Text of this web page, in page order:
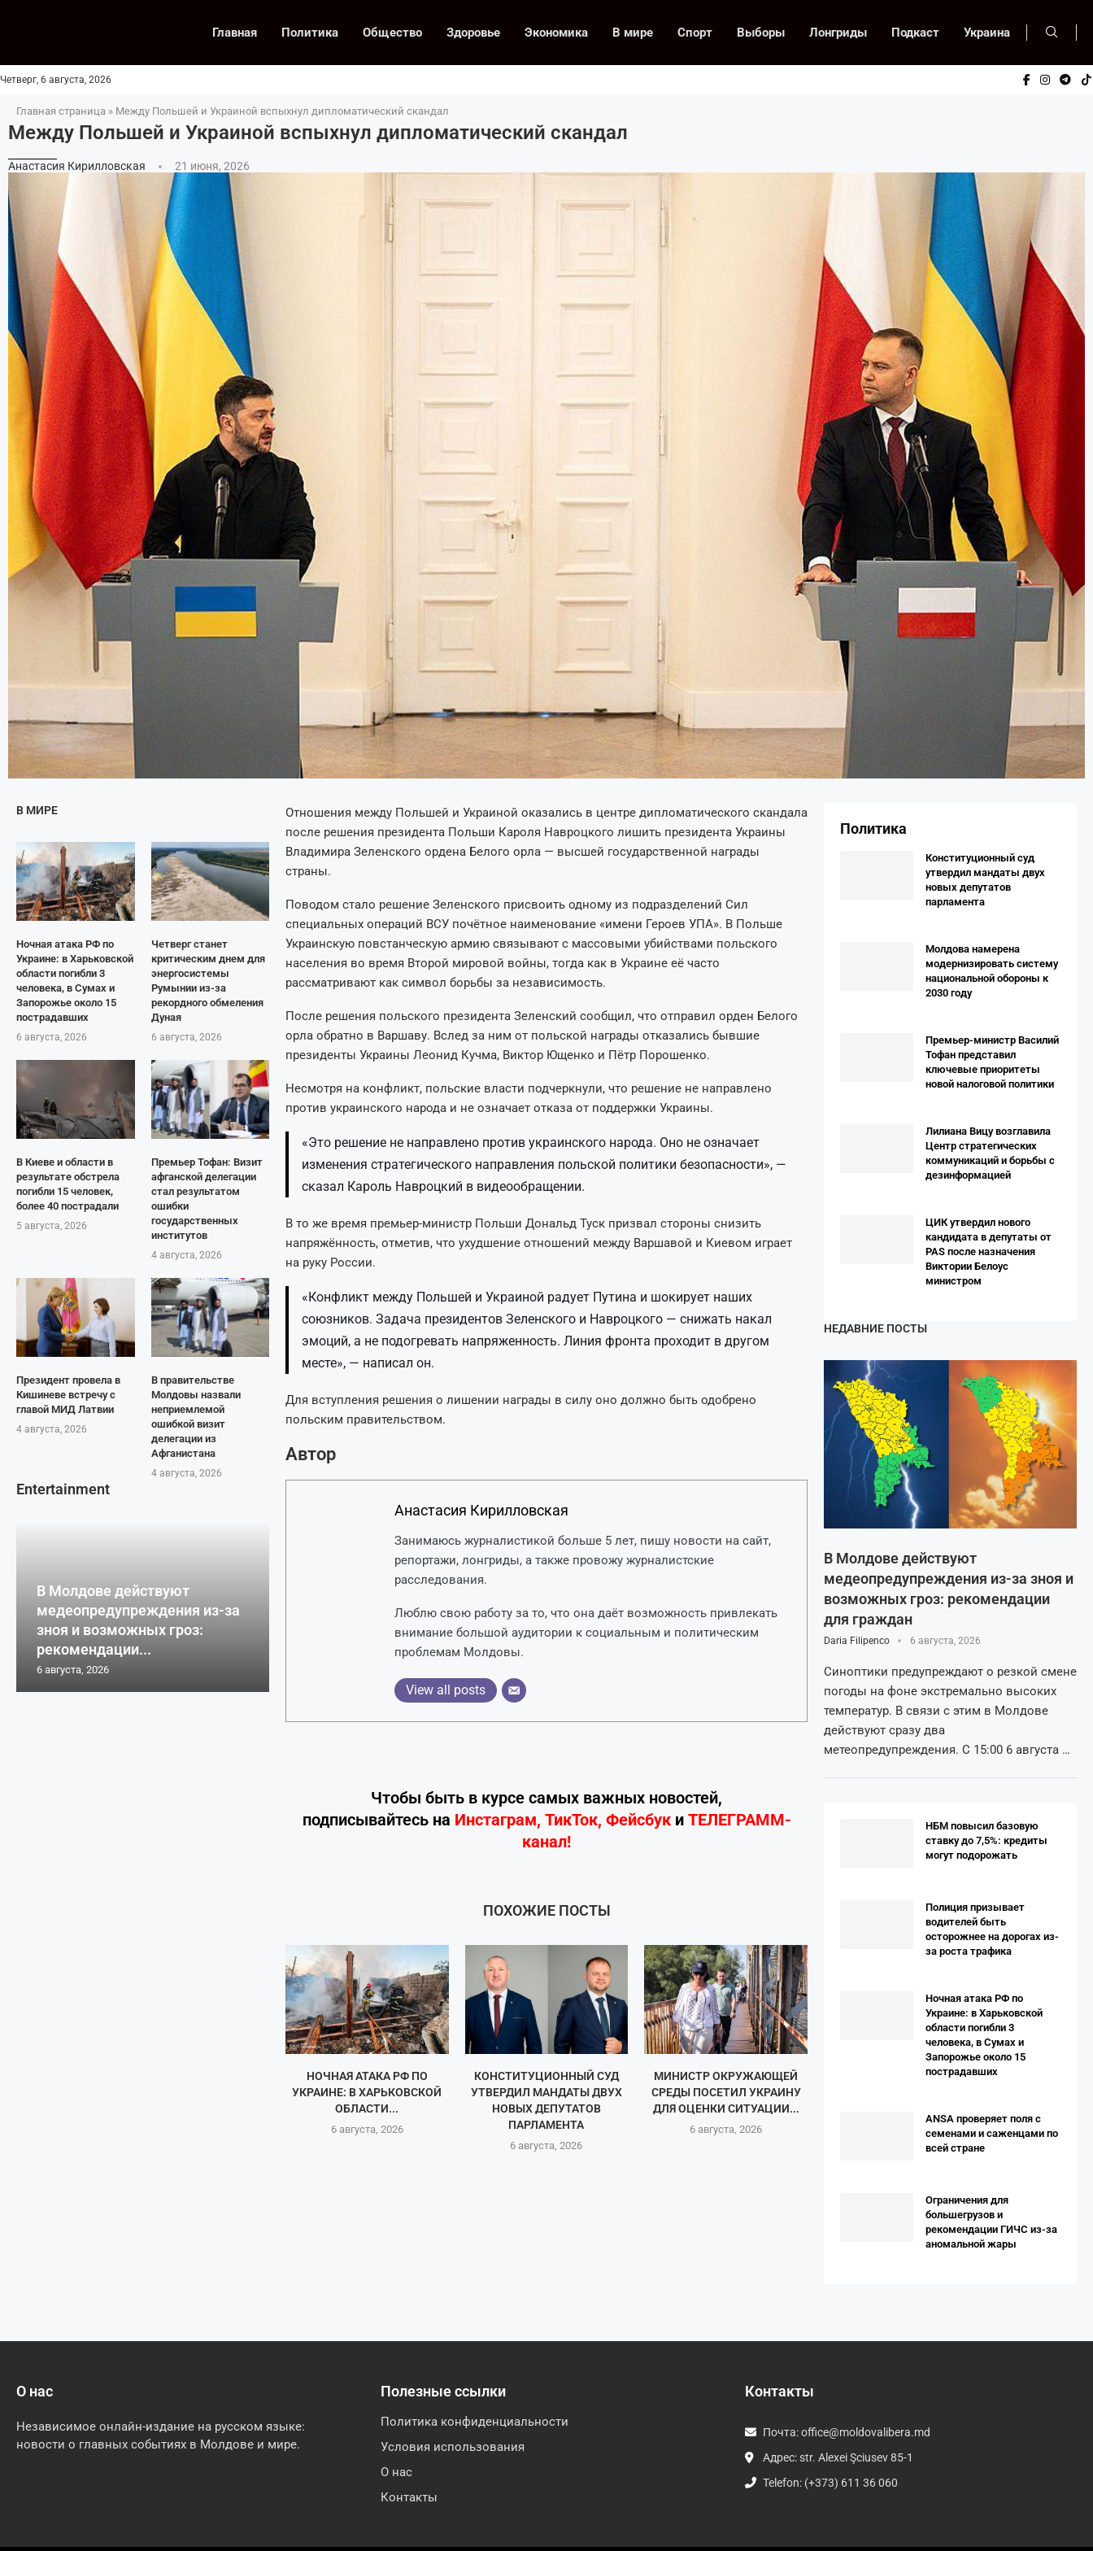
Главная Политика Общество Здоровье Экономика В мире Спорт Выборы Лонгриды Подкаст Украина
Четверг, 6 августа, 2026
Главная страница » Между Польшей и Украиной вспыхнул дипломатический скандал
Между Польшей и Украиной вспыхнул дипломатический скандал
Анастасия Кирилловская 21 июня, 2026
В МИРЕ
Ночная атака РФ по
Украине: в Харьковской
области погибли 3
человека, в Сумах и
Запорожье около 15
пострадавших
6 августа, 2026
Четверг станет
критическим днем для
энергосистемы
Румынии из-за
рекордного обмеления
Дуная
6 августа, 2026
В Киеве и области в
результате обстрела
погибли 15 человек,
более 40 пострадали
5 августа, 2026
Премьер Тофан: Визит
афганской делегации
стал результатом
ошибки
государственных
институтов
4 августа, 2026
Президент провела в
Кишиневе встречу с
главой МИД Латвии
4 августа, 2026
В правительстве
Молдовы назвали
неприемлемой
ошибкой визит
делегации из
Афганистана
4 августа, 2026
Entertainment
В Молдове действуют
медеопредупреждения из-за
зноя и возможных гроз:
рекомендации...
6 августа, 2026
Отношения между Польшей и Украиной оказались в центре дипломатического скандала
после решения президента Польши Кароля Навроцкого лишить президента Украины
Владимира Зеленского ордена Белого орла — высшей государственной награды
страны.
Поводом стало решение Зеленского присвоить одному из подразделений Сил
специальных операций ВСУ почётное наименование «имени Героев УПА». В Польше
Украинскую повстанческую армию связывают с массовыми убийствами польского
населения во время Второй мировой войны, тогда как в Украине её часто
рассматривают как символ борьбы за независимость.
После решения польского президента Зеленский сообщил, что отправил орден Белого
орла обратно в Варшаву. Вслед за ним от польской награды отказались бывшие
президенты Украины Леонид Кучма, Виктор Ющенко и Пётр Порошенко.
Несмотря на конфликт, польские власти подчеркнули, что решение не направлено
против украинского народа и не означает отказа от поддержки Украины.
«Это решение не направлено против украинского народа. Оно не означает
изменения стратегического направления польской политики безопасности», —
сказал Кароль Навроцкий в видеообращении.
В то же время премьер-министр Польши Дональд Туск призвал стороны снизить
напряжённость, отметив, что ухудшение отношений между Варшавой и Киевом играет
на руку России.
«Конфликт между Польшей и Украиной радует Путина и шокирует наших
союзников. Задача президентов Зеленского и Навроцкого — снижать накал
эмоций, а не подогревать напряженность. Линия фронта проходит в другом
месте», — написал он.
Для вступления решения о лишении награды в силу оно должно быть одобрено
польским правительством.
Автор
Анастасия Кирилловская
Занимаюсь журналистикой больше 5 лет, пишу новости на сайт,
репортажи, лонгриды, а также провожу журналистские
расследования.
Люблю свою работу за то, что она даёт возможность привлекать
внимание большой аудитории к социальным и политическим
проблемам Молдовы.
View all posts
Чтобы быть в курсе самых важных новостей,
подписывайтесь на Инстаграм, ТикТок, Фейсбуки ТЕЛЕГРАММ-
канал!
ПОХОЖИЕ ПОСТЫ
НОЧНАЯ АТАКА РФ ПО
УКРАИНЕ: В ХАРЬКОВСКОЙ
ОБЛАСТИ...
6 августа, 2026
КОНСТИТУЦИОННЫЙ СУД
УТВЕРДИЛ МАНДАТЫ ДВУХ
НОВЫХ ДЕПУТАТОВ
ПАРЛАМЕНТА
6 августа, 2026
МИНИСТР ОКРУЖАЮЩЕЙ
СРЕДЫ ПОСЕТИЛ УКРАИНУ
ДЛЯ ОЦЕНКИ СИТУАЦИИ...
6 августа, 2026
Политика
Конституционный суд
утвердил мандаты двух
новых депутатов
парламента
Молдова намерена
модернизировать систему
национальной обороны к
2030 году
Премьер-министр Василий
Тофан представил
ключевые приоритеты
новой налоговой политики
Лилиана Вицу возглавила
Центр стратегических
коммуникаций и борьбы с
дезинформацией
ЦИК утвердил нового
кандидата в депутаты от
PAS после назначения
Виктории Белоус
министром
НЕДАВНИЕ ПОСТЫ
В Молдове действуют
медеопредупреждения из-за зноя и
возможных гроз: рекомендации
для граждан
Daria Filipenco 6 августа, 2026
Синоптики предупреждают о резкой смене
погоды на фоне экстремально высоких
температур. В связи с этим в Молдове
действуют сразу два
метеопредупреждения. С 15:00 6 августа …
НБМ повысил базовую
ставку до 7,5%: кредиты
могут подорожать
Полиция призывает
водителей быть
осторожнее на дорогах из-
за роста трафика
Ночная атака РФ по
Украине: в Харьковской
области погибли 3
человека, в Сумах и
Запорожье около 15
пострадавших
ANSA проверяет поля с
семенами и саженцами по
всей стране
Ограничения для
большегрузов и
рекомендации ГИЧС из-за
аномальной жары
О нас
Независимое онлайн-издание на русском языке:
новости о главных событиях в Молдове и мире.
Полезные ссылки
Политика конфиденциальности
Условия использования
О нас
Контакты
Контакты
Почта:office@moldovalibera.md
Адрес: str. Alexei Şciusev 85-1
Telefon: (+373) 611 36 060